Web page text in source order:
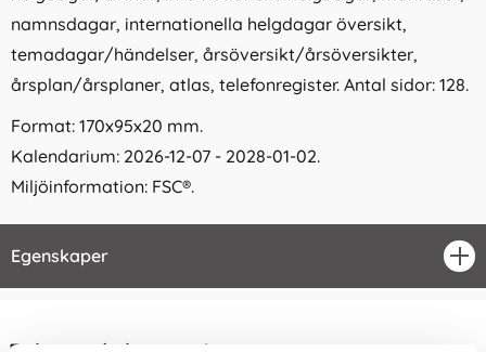
namnsdagar, internationella helgdagar översikt,
temadagar/händelser, årsöversikt/årsöversikter,
årsplan/årsplaner, atlas, telefonregister. Antal sidor: 128.
Format: 170x95x20 mm.
Kalendarium: 2026-12-07 - 2028-01-02.
Miljöinformation: FSC®.
Egenskaper